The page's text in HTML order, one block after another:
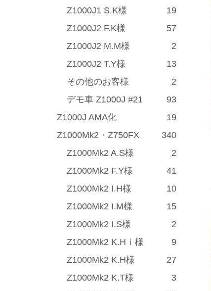
Z1000J1 S.K様
19
Z1000J2 F.K様
57
Z1000J2 M.M様
2
Z1000J2 T.Y様
13
その他のお客様
2
デモ車 Z1000J #21
93
Z1000J AMA化
19
Z1000Mk2・Z750FX
340
Z1000Mk2 A.S様
2
Z1000Mk2 F.Y様
41
Z1000Mk2 I.H様
10
Z1000Mk2 I.M様
15
Z1000Mk2 I.S様
2
Z1000Mk2 K.Hｉ様
9
Z1000Mk2 K.H様
27
Z1000Mk2 K.T様
3